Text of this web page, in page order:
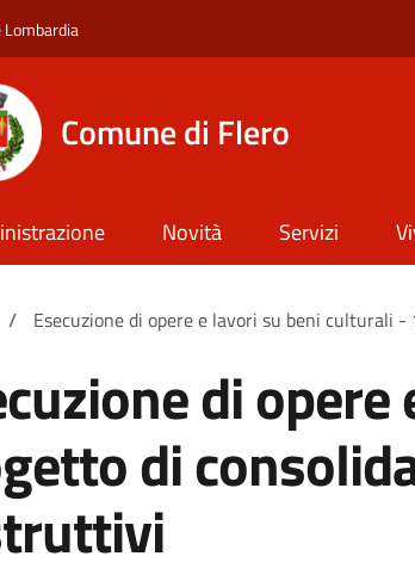
Lombardia
Comune di Flero
Novità Servizi
di pane
/ Esecuzione di opere e lavori su beni
di
di